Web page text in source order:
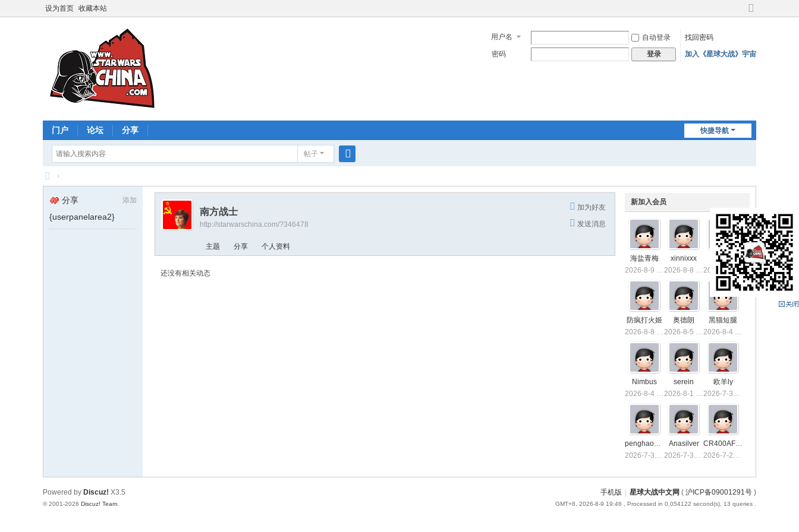
设为首页 收藏本站
切
宽
用户名 自动登录
找回密码
密码
登录 加入《星球大战》宇宙
快捷导航
门户 论坛 分享
帖子
索
大
›
添加
分享
{userpanelarea2}
新加入会员
海盐青梅
2026-8-9 16:35
xinnixxx
2026-8-8 23:23
himura
2026-8-8 22:29
防疯打火姬
2026-8-8 21:27
奥德朗
2026-8-5 13:36
黑猫短腿
2026-8-4 15:50
Nimbus
2026-8-4 01:40
serein
2026-8-1 01:26
欧羊ly
2026-7-31 10:03
penghaoxiake
2026-7-30 23:53
Anasilver
2026-7-30 01:03
CR400AF-1039
2026-7-29 23:32
加为好友
发送消息
南方战士
http://starwarschina.com/?346478
主题 分享 个人资料
还没有相关动态
手机版 星球大战中文网 ( 沪ICP备09001291号 )
GMT+8, 2026-8-9 19:46 , Processed in 0.054122 second(s), 13 queries .
Powered by Discuz! X3.5
© 2001-2026 Discuz! Team